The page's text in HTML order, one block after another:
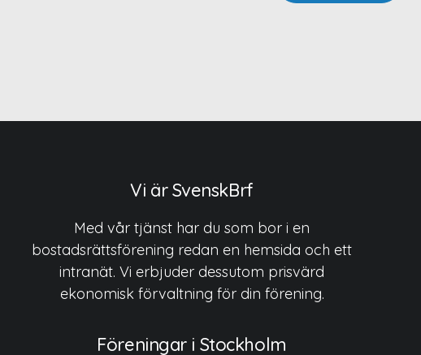
Vi är SvenskBrf
Med vår tjänst har du som bor i en
bostadsrättsförening redan en hemsida och ett
intranät. Vi erbjuder dessutom prisvärd
ekonomisk förvaltning för din förening.
Föreningar i Stockholm